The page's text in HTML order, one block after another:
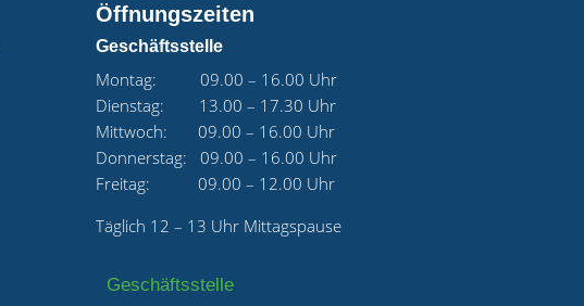
Öffnungszeiten
Geschäftsstelle
Montag: 09.00 – 16.00 Uhr
Dienstag: 13.00 – 17.30 Uhr
Mittwoch: 09.00 – 16.00 Uhr
Donnerstag: 09.00 – 16.00 Uhr
Freitag: 09.00 – 12.00 Uhr
Täglich 12 – 13 Uhr Mittagspause
Geschäftsstelle